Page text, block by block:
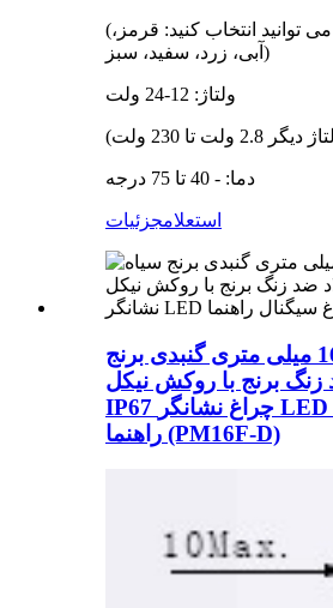
(رنگ دیگری که می توانید انتخاب کنید: قرمز،
آبی، زرد، سفید، سبز)
ولتاژ: 12-24 ولت
دما: - 40 تا 75 درجه
استعلامجزئیات
سر فلزی 16 میلی متری گنبدی برنج
زنگ برنج با روکش نیکل
IP67 چراغ نشانگر LED چراغ سیگنال
راهنما (PM16F-D)